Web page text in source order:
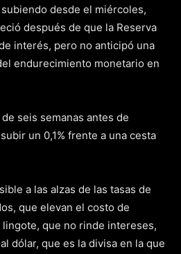
desde el miércoles,
después de que la Reserva
interés, pero no anticipó una
endurecimiento monetario en
seis semanas antes de
un 0,1% frente a una cesta
a las alzas de las tasas de
que elevan el costo de
que no rinde intereses,
dólar, que es la divisa en la que